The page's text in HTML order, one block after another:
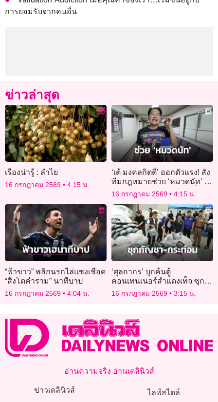
การยอมรับจากคนอื่น
ข่าวล่าสุด
เรื่องน่ารู้ : ลำไย
16 กรกฎาคม 2569 4:15 น.
‘เต้ มงคลกิตติ์’ ออกตัวแรง! สั่ง
ทีมกฎหมายช่วย ‘หมวดนัท’ สู้
ทุกคดี มั่นใจความบริสุทธิ์
16 กรกฎาคม 2569 4:15 น.
“ฟ้าขาว” พลิกนรกไล่แซงเชือด
“สิงโตคำราม” นาทีบาป
16 กรกฎาคม 2569 4:04 น.
‘ศุลกากร’ บุกค้นตู้
คอนเทนเนอร์สำแดงเท็จ ซุก
ช่อดอกกัญชา-ผงกระท่อมกว่า
17.8 ล้าน
16 กรกฎาคม 2569 3:15 น.
อ่านความจริง อ่านเดลินิวส์
ข่าวเดลินิวส์
ไลฟ์สไตล์